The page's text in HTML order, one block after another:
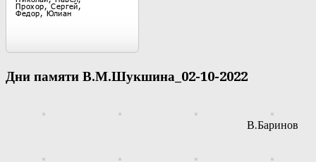
Дни памяти В.М.Шукшина_02-10-2022
В.Баринов